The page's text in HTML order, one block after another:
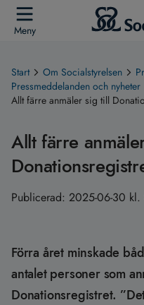
Meny
Start Om Socialstyrelsen
Pressmeddelanden och nyheter
Allt färre anmäler sig till
Allt färre
Publicerad: 2025-06-30
Förra året minskade
antalet personer som
Donationsregistret.